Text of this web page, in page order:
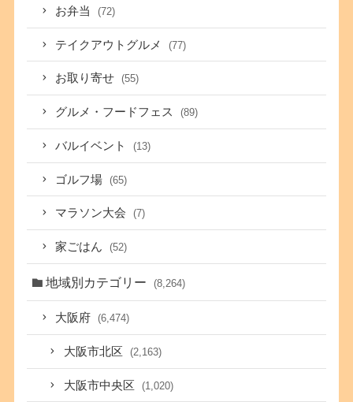
お弁当 (72)
テイクアウトグルメ (77)
お取り寄せ (55)
グルメ・フードフェス (89)
バルイベント (13)
ゴルフ場 (65)
マラソン大会 (7)
家ごはん (52)
地域別カテゴリー (8,264)
大阪府 (6,474)
大阪市北区 (2,163)
大阪市中央区 (1,020)